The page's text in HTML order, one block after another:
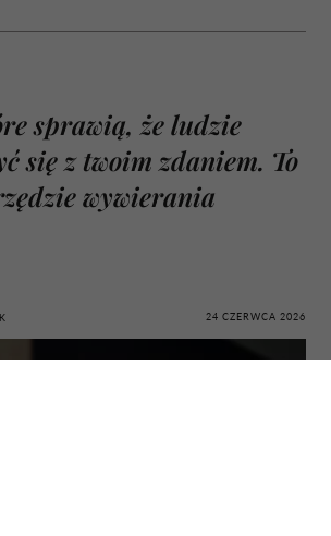
sprawią, że ludzie
się z twoim zdaniem. To
wywierania
24 CZERWCA 2026